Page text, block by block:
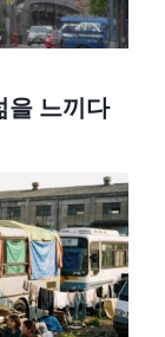
을 느끼다